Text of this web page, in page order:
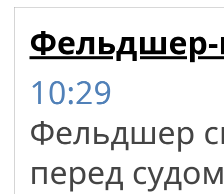
10:29
Фельдшер
перед